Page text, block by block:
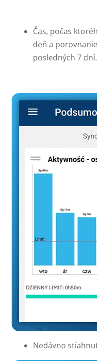
Čas, počas
deň a
posledných 7 dní.
Nedávno